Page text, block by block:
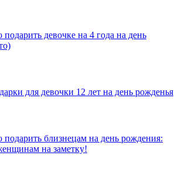
подарить девочке на 4 года на день
для девочки 12 лет на день рожденья
подарить близнецам на день рождения:
на заметку!